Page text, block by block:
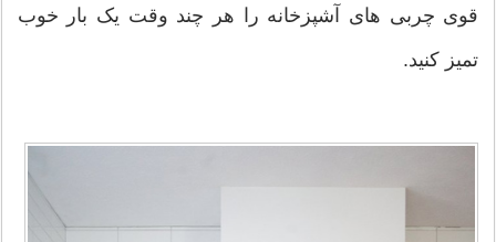
قوی چربی های آشپزخانه را هر چند وقت یک بار خوب
تمیز کنید.